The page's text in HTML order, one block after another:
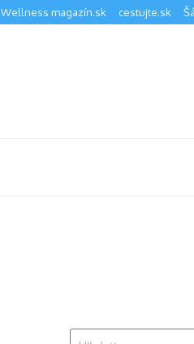
Wellness magazín.sk cestujte.sk